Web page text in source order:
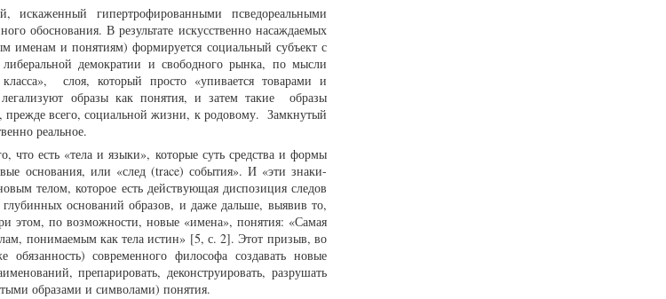
гипертрофированными псведореальными
обоснования. В результате искусственно насаждаемых
именам и понятиям) формируется социальный субъект с
демократии и свободного рынка, по мысли
слоя, который просто «упивается товарами и
образы как понятия, и затем такие образы
прежде всего, социальной жизни, к родовому. Замкнутый
реальное.
что есть «тела и языки», которые суть средства и формы
основания, или «след (trace) события». И «эти знаки-
телом, которое есть действующая диспозиция следов
оснований образов, и даже дальше, выявив то,
этом, по возможности, новые «имена», понятия: «Самая
понимаемым как тела истин» [5, с. 2]. Этот призыв, во
современного философа создавать новые
препарировать, деконструировать, разрушать
образами и символами) понятия.